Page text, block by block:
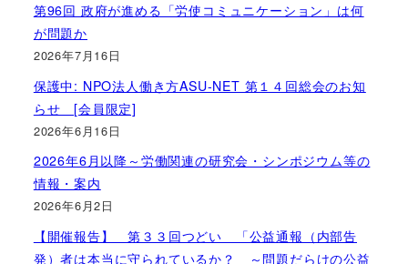
第96回 政府が進める「労使コミュニケーション」は何
が問題か
2026年7月16日
保護中: NPO法人働き方ASU-NET 第１４回総会のお知
らせ [会員限定]
2026年6月16日
2026年6月以降～労働関連の研究会・シンポジウム等の
情報・案内
2026年6月2日
【開催報告】 第３３回つどい 「公益通報（内部告
発）者は本当に守られているか？ ～問題だらけの公益